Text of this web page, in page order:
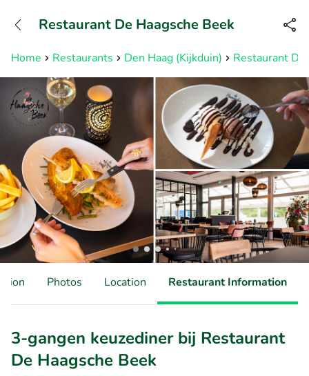
Available until 23:00
Home Restaurants Den Haag (Kijkduin) Restaurant De
Restaurant De Haagsche Beek
Photos Location Restaurant Information
3-gangen keuzediner bij Restaurant
De Haagsche Beek